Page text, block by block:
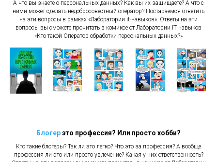
А что вы знаете о персональных данных? Как вы их защищаете? А что с
ними может сделать недобросовестный оператор? Постараемся ответить
на эти вопросы в рамках «Лаборатории it-навыков». Ответы на эти
вопросы вы сможете прочитать в комиксе от Лаборатории IT навыков
«Кто такой Оператор обработки персональных данных?»
Блогерэто профессия? Или просто хобби?
Кто такие блогеры? Так ли это легко? Что это за профессия? А вообще
профессия ли это или просто увлечение? Какая у них ответственность?